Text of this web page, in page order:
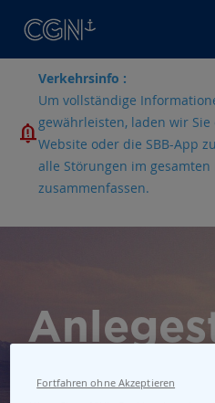
Verkehrsinfo :
Um vollständige
gewährleisten, laden wir Sie
Website oder die SBB-App
alle Störungen im gesamten
zusammenfassen.
Bellevue
Fortfahren ohne Akzeptieren